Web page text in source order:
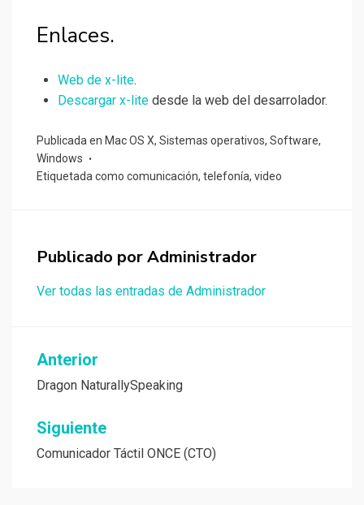
Enlaces.
Web de x-lite.
Descargar x-lite desde la web del desarrolador.
Publicada en Mac OS X, Sistemas operativos, Software,
Windows
Etiquetada como comunicación, telefonía, video
Publicado porAdministrador
Ver todas las entradas de Administrador
Navegación
de
entradas
Anterior
Dragon NaturallySpeaking
Siguiente
Comunicador Táctil ONCE (CTO)